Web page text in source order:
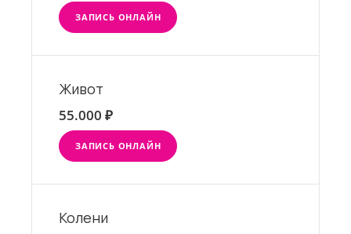
ЗАПИСЬ ОНЛАЙН
Живот
55.000 ₽
ЗАПИСЬ ОНЛАЙН
Колени